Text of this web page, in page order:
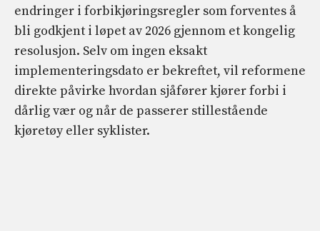
endringer i forbikjøringsregler som forventes å
bli godkjent i løpet av 2026 gjennom et kongelig
resolusjon. Selv om ingen eksakt
implementeringsdato er bekreftet, vil reformene
direkte påvirke hvordan sjåfører kjører forbi i
dårlig vær og når de passerer stillestående
kjøretøy eller syklister.